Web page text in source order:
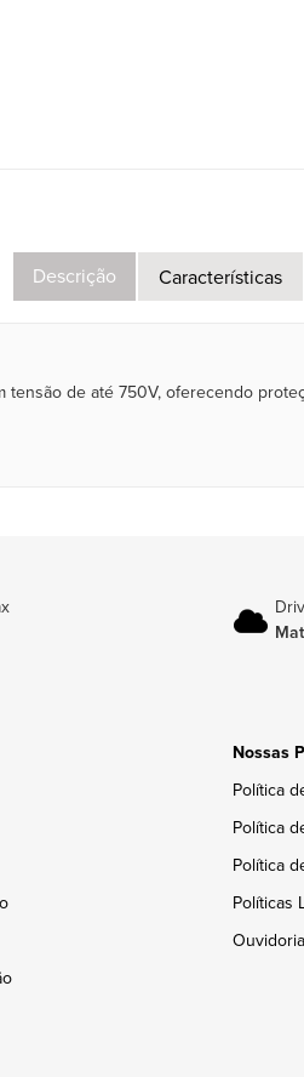
Descrição Características
tensão de até 750V, oferecendo
Nossas
Política
Política
Política
Políticas
Ouvidoria